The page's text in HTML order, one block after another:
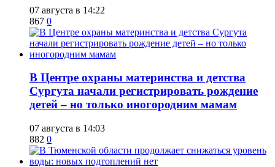
07 августа в 14:22
867 0
​В Центре охраны материнства и детства
Сургута начали регистрировать рождение
детей – но только иногородним мамам
07 августа в 14:03
882 0